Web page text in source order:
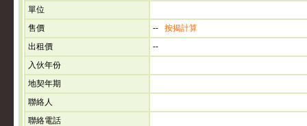
單位
售價
-- 按揭計算
出租價
--
入伙年份
地契年期
聯絡人
聯絡電話